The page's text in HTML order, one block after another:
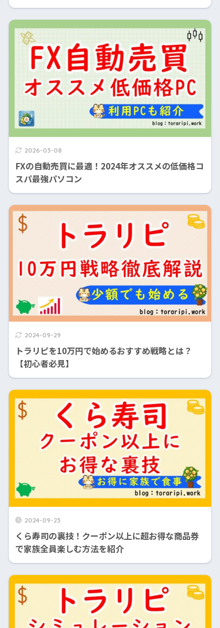
2026-03-08
FXの自動売買に最適！2024年オススメの低価格コ
スパ最強パソコン
2024-09-29
トラリピを10万円で始めるおすすめ戦略とは？
【初心者必見】
2024-09-23
くら寿司の裏技！クーポン以上に超お得な商品券
で家族全員楽しむ方法を紹介